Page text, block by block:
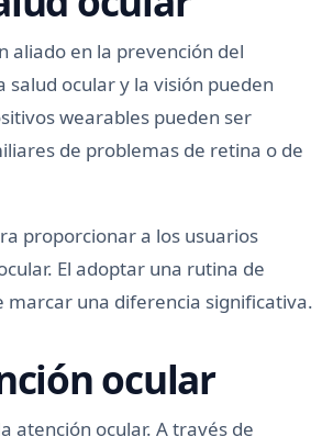
aliado en la prevención del
ocular y la visión pueden
wearables pueden ser
de problemas de retina o de
proporcionar a los usuarios
El adoptar una rutina de
marcar una diferencia significativa.
ocular
atención ocular. A través de